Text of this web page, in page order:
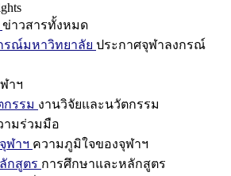
ข่าวสารทั้งหมด
รณ์มหาวิทยาลัย ประกาศจุฬาลงกรณ์
าฯ
กรรม งานวิจัยและนวัตกรรม
ามร่วมมือ
ฬาฯ ความภูมิใจของจุฬาฯ
กสูตร การศึกษาและหลักสูตร